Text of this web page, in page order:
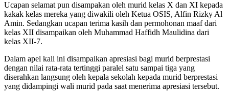
Ucapan selamat pun disampakan oleh murid kelas X dan XI kepada
kakak kelas mereka yang diwakili oleh Ketua OSIS, Alfin Rizky Al
Amin. Sedangkan ucapan terima kasih dan permohonan maaf dari
kelas XII disampaikan oleh Muhammad Haffidh Maulidina dari
kelas XII-7.
Dalam apel kali ini disampaikan apresiasi bagi murid berprestasi
dengan nilai rata-rata tertinggi paralel satu sampai tiga yang
diserahkan langsung oleh kepala sekolah kepada murid berprestasi
yang didampingi wali murid pada saat menerima apresiasi tersebut.